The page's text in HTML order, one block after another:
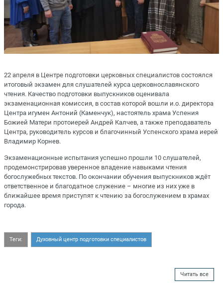
22 апреля в Центре подготовки церковных специалистов состоялся
итоговый экзамен для слушателей курса церковнославянского
чтения. Качество подготовки выпускников оценивала
экзаменационная комиссия, в состав которой вошли и.о. директора
Центра игумен Антоний (Каменчук), настоятель храма Успения
Божией Матери протоиерей Андрей Калчев, а также преподаватель
Центра, руководитель курсов и благочинный Успенского храма иерей
Владимир Корнев.
Экзаменационные испытания успешно прошли 10 слушателей,
продемонстрировав уверенное владение навыками чтения
богослужебных текстов. По окончании обучения выпускников ждёт
ответственное и благодатное служение – многие из них уже в
ближайшее время приступят к чтению за богослужением в храмах
города.
Теги: Духовный центр подготовки специалистов
Читать все